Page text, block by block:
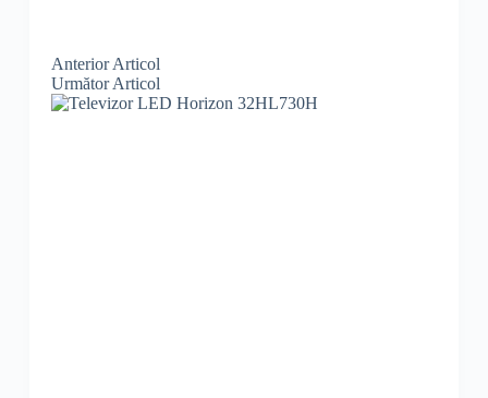
AnteriorArticol
UrmătorArticol